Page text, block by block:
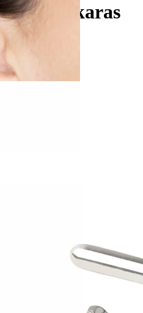
auskaras